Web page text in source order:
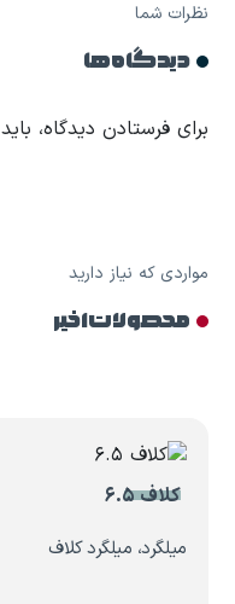
نظرات شما
دیدگاه ها
برای فرستادن دیدگاه، باید
مواردی که نیاز دارید
محصولات اخیر
کلاف ۶.۵
میلگرد، میلگرد کلاف